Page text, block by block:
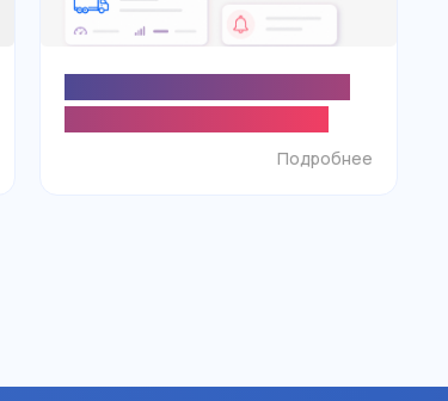
Подробнее